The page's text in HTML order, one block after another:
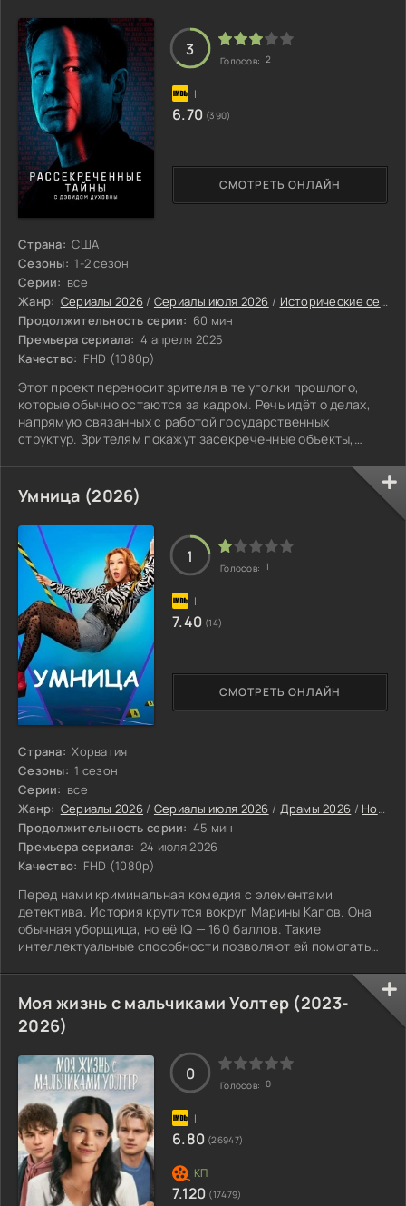
Страна: США
Сезоны: 1-2 сезон
Серии: все
Жанр: Сериалы 2026 / Сериалы июля 2026 / Исторические сериалы 2026
Продолжительность серии: 60 мин
Премьера сериала: 4 апреля 2025
Качество: FHD (1080p)
Этот проект переносит зрителя в те уголки прошлого,
которые обычно остаются за кадром. Речь идёт о делах,
напрямую связанных с работой государственных
структур. Зрителям покажут засекреченные объекты,
необычные образцы оружия. Авторы раскрывают тайные
программы, которые власти запускали, проверяя,
насколько далеко может зайти человеческая мысль.
СМОТРЕТЬ ОНЛАЙН
3
Голосов: 2
6.70 (390)
Умница (2026)
Страна: Хорватия
Сезоны: 1 сезон
Серии: все
Жанр: Сериалы 2026 / Сериалы июля 2026 / Драмы 2026 / Новинки сериалов 2026
Продолжительность серии: 45 мин
Премьера сериала: 24 июля 2026
Качество: FHD (1080p)
Перед нами криминальная комедия с элементами
детектива. История крутится вокруг Марины Капов. Она
обычная уборщица, но её IQ — 160 баллов. Такие
интеллектуальные способности позволяют ей помогать
героиня мыслит совершенно иначе, чем окружающие, и её
эксцентричные манеры часто входят в конфликт с
суровыми требованиями её напарника, который работает
инспектором. Параллельно с этим она пытается
совмещать работу и материнство, ведь у неё на руках
СМОТРЕТЬ ОНЛАЙН
1
Голосов: 1
7.40 (14)
Моя жизнь с мальчиками Уолтер (2023-
2026)
0
Голосов: 0
6.80 (26947)
7.120 (17479)